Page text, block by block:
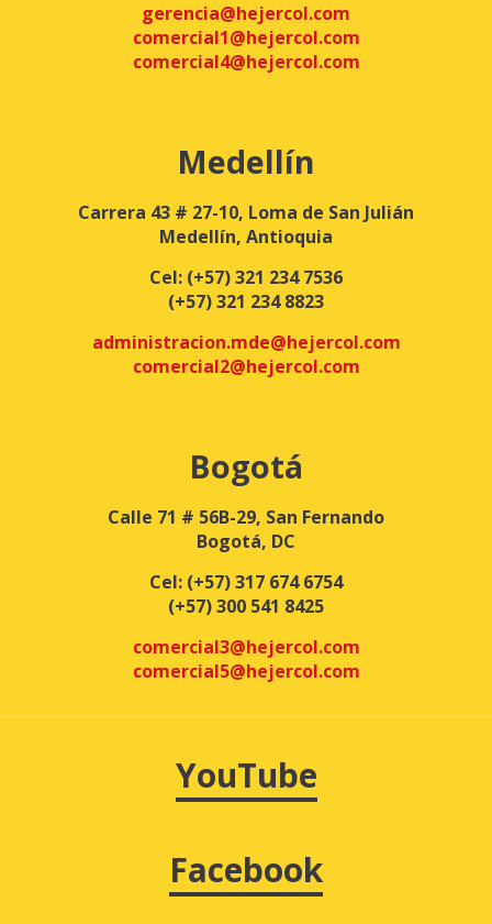
gerencia@hejercol.com
comercial1@hejercol.com
comercial4@hejercol.com
Medellín
Carrera 43 # 27-10, Loma de San Julián
Medellín, Antioquia
Cel: (+57) 321 234 7536
(+57) 321 234 8823
administracion.mde@hejercol.com
comercial2@hejercol.com
Bogotá
Calle 71 # 56B-29, San Fernando
Bogotá, DC
Cel: (+57) 317 674 6754
(+57) 300 541 8425
comercial3@hejercol.com
comercial5@hejercol.com
YouTube
Facebook